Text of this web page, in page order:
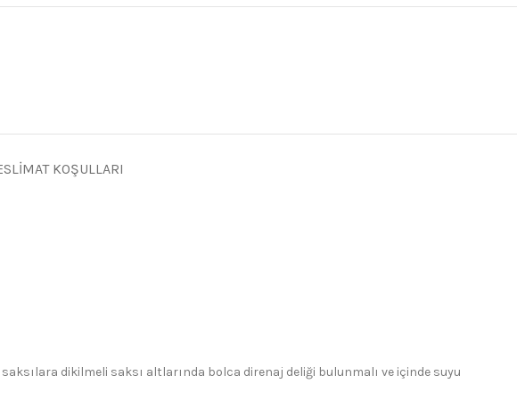
KOŞULLARI
dikilmeli saksı altlarında bolca direnaj deliği bulunmalı ve içinde suyu